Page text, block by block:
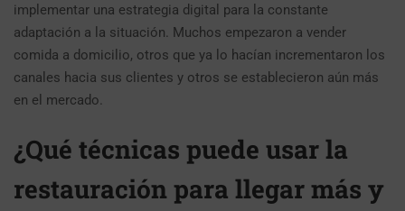
implementar una estrategia digital para la constante
adaptación a la situación. Muchos empezaron a vender
comida a domicilio, otros que ya lo hacían incrementaron los
canales hacia sus clientes y otros se establecieron aún más
en el mercado.
¿Qué técnicas puede usar la
restauración para llegar más y